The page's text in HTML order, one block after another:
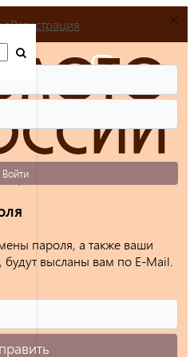
Регистрация
Войти
пароля, а также ваши
высланы вам по E-Mail.